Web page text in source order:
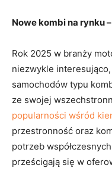
Nowe kombi na rynku
Rok 2025 w branży
niezwykle interesująco,
samochodów typu
ze swojej
popularności wśród
przestronność oraz
potrzeb
prześcigają się w